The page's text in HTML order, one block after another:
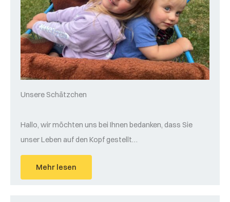
Unsere Schätzchen
​Hallo, wir möchten uns bei Ihnen bedanken, dass Sie
unser Leben auf den Kopf gestellt…
Mehr lesen